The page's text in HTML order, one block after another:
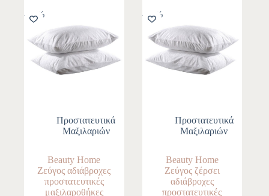
-10%
Προστατευτικά
Μαξιλαριών
Beauty Home
Ζεύγος αδιάβροχες
προστατευτικές
μαξιλαροθήκες
-10%
Προστατευτικά
Μαξιλαριών
Beauty Home
Ζεύγος ζέρσει
αδιάβροχες
προστατευτικές